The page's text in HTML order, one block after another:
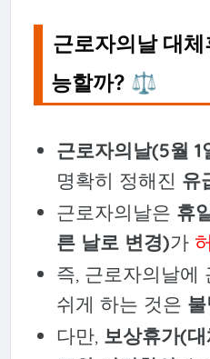
근로자의날 대
능할까? ⚖️
근로자의날(5월 1
명확히 정해진 유
근로자의날은 휴
른 날로 변경)가
즉, 근로자의날에
쉬게 하는 것은
다만, 보상휴가(